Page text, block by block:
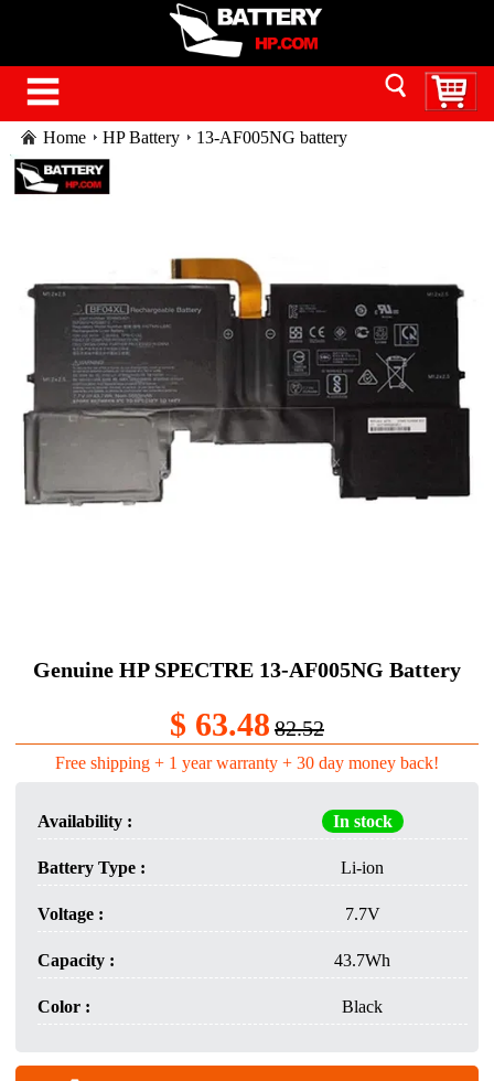
Home HP Battery 13-AF005NG battery
Genuine HP SPECTRE 13-AF005NG Battery
$ 63.48 82.52
Free shipping + 1 year warranty + 30 day money back!
Availability : In stock
Battery Type : Li-ion
Voltage : 7.7V
Capacity : 43.7Wh
Color : Black